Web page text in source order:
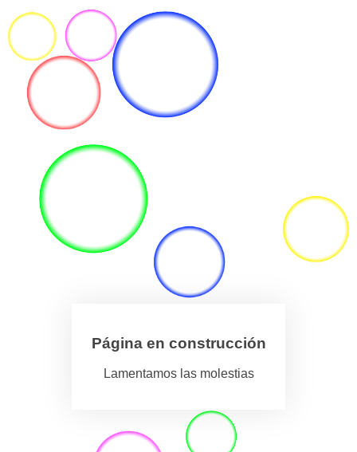
Página en construcción
Lamentamos las molestias